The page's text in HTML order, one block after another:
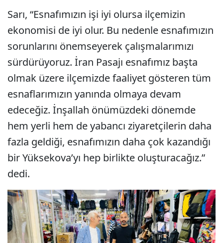
Sarı, “Esnafımızın işi iyi olursa ilçemizin
ekonomisi de iyi olur. Bu nedenle esnafımızın
sorunlarını önemseyerek çalışmalarımızı
sürdürüyoruz. İran Pasajı esnafımız başta
olmak üzere ilçemizde faaliyet gösteren tüm
esnaflarımızın yanında olmaya devam
edeceğiz. İnşallah önümüzdeki dönemde
hem yerli hem de yabancı ziyaretçilerin daha
fazla geldiği, esnafımızın daha çok kazandığı
bir Yüksekova’yı hep birlikte oluşturacağız.”
dedi.